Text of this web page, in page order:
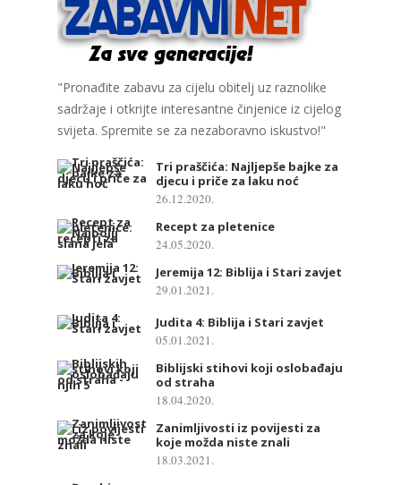
"Pronađite zabavu za cijelu obitelj uz raznolike
sadržaje i otkrijte interesantne činjenice iz cijelog
svijeta. Spremite se za nezaboravno iskustvo!"
Tri praščića: Najljepše bajke za
djecu i priče za laku noć
26.12.2020.
Recept za pletenice
24.05.2020.
Jeremija 12: Biblija i Stari zavjet
29.01.2021.
Judita 4: Biblija i Stari zavjet
05.01.2021.
Biblijski stihovi koji oslobađaju
od straha
18.04.2020.
Zanimljivosti iz povijesti za
koje možda niste znali
18.03.2021.